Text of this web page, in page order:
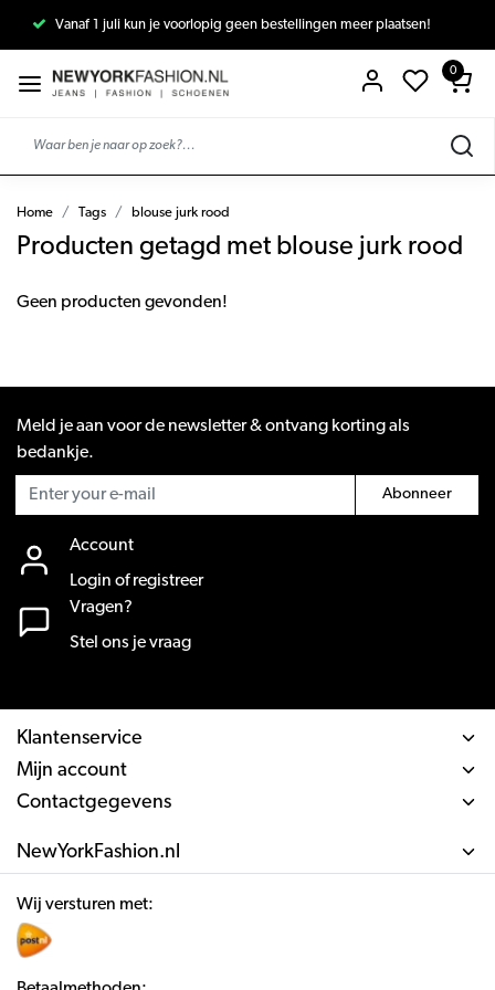
Vanaf 1 juli kun je voorlopig geen bestellingen meer plaatsen!
0
Home Tags blouse jurk rood
Producten getagd met blouse jurk rood
Geen producten gevonden!
Meld je aan voor de newsletter & ontvang korting als
bedankje.
Abonneer
Account
Login of registreer
Vragen?
Stel ons je vraag
Klantenservice
Mijn account
Contactgegevens
NewYorkFashion.nl
Wij versturen met: